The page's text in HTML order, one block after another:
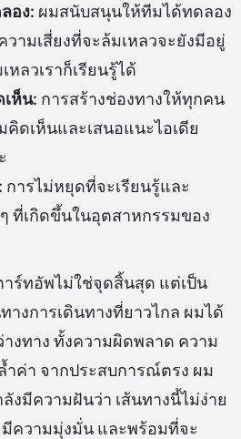
อง: ผมสนับสนุนให้ทีมได้ทดลอง
วามเสี่ยงที่จะล้มเหลวจะยังมีอยู่
หลวเราก็เรียนรู้ได้
ห็น: การสร้างช่องทางให้ทุกคน
ดเห็นและเสนอแนะไอเดีย
การไม่หยุดที่จะเรียนรู้และ
ที่เกิดขึ้นในอุตสาหกรรมของ
าร์ทอัพไม่ใช่จุดสิ้นสุด แต่เป็น
างการเดินทางที่ยาวไกล ผมได้
งทาง ทั้งความผิดพลาด ความ
ำค่า จากประสบการณ์ตรง ผม
งมีความฝันว่า เส้นทางนี้ไม่ง่าย
ความมุ่งมั่น และพร้อมที่จะ